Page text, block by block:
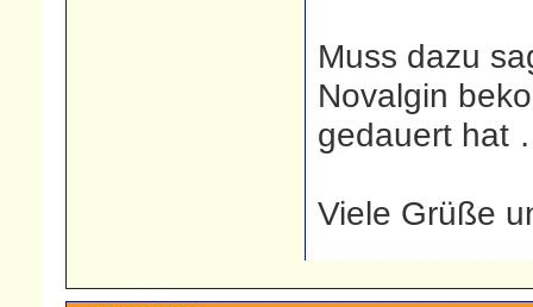
Muss dazu
Novalgin
gedauert hat
Viele Grüße